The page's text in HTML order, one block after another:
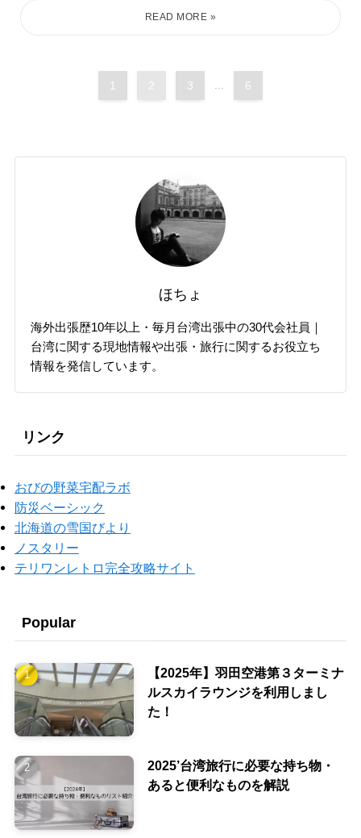
1 2 3 6
ほちょ
海外出張歴10年以上・毎月台湾出張中の30代会社員｜
台湾に関する現地情報や出張・旅行に関するお役立ち
情報を発信しています。
リンク
おびの野菜宅配ラボ
防災ベーシック
北海道の雪国びより
ノスタリー
テリワンレトロ完全攻略サイト
Popular
【2025年】羽田空港第３ターミナ
ルスカイラウンジを利用しまし
た！
2025’台湾旅行に必要な持ち物・
あると便利なものを解説